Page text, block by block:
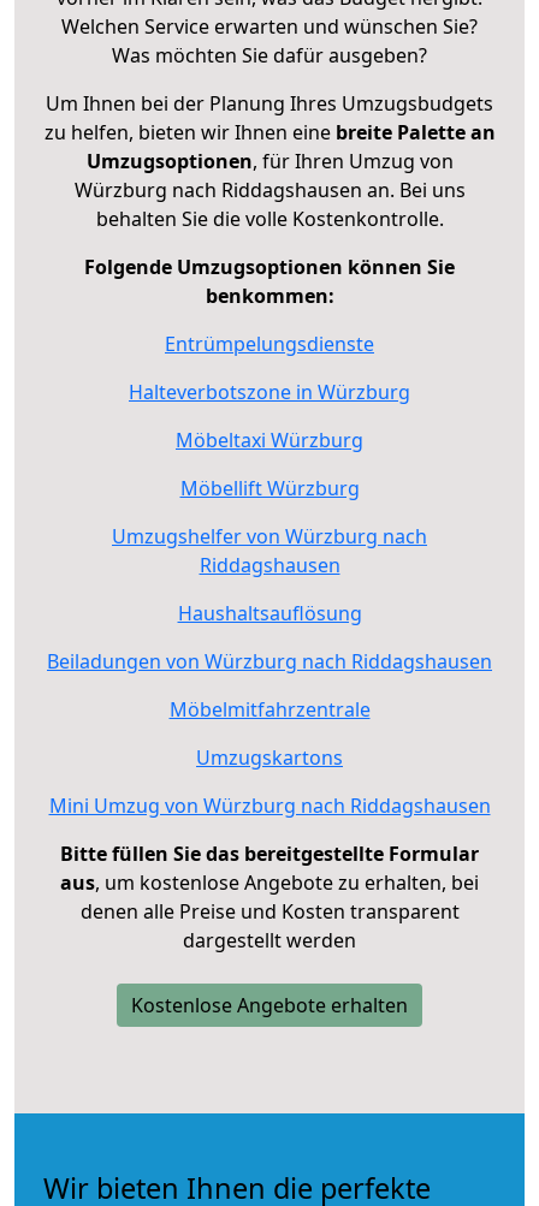
Welchen Service erwarten und wünschen Sie?
Was möchten Sie dafür ausgeben?
Um Ihnen bei der Planung Ihres Umzugsbudgets
zu helfen, bieten wir Ihnen eine breite Palette an
Umzugsoptionen, für Ihren Umzug von
Würzburg nach Riddagshausen an. Bei uns
behalten Sie die volle Kostenkontrolle.
Folgende Umzugsoptionen können Sie
benkommen:
Entrümpelungsdienste
Halteverbotszone in Würzburg
Möbeltaxi Würzburg
Möbellift Würzburg
Umzugshelfer von Würzburg nach
Riddagshausen
Haushaltsauflösung
Beiladungen von Würzburg nach Riddagshausen
Möbelmitfahrzentrale
Umzugskartons
Mini Umzug von Würzburg nach Riddagshausen
Bitte füllen Sie das bereitgestellte Formular
aus, um kostenlose Angebote zu erhalten, bei
denen alle Preise und Kosten transparent
dargestellt werden
Kostenlose Angebote erhalten
Wir bieten Ihnen die perfekte